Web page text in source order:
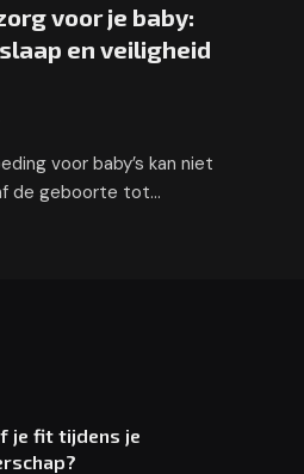
voor je baby:
en veiligheid
voor baby’s kan niet
de geboorte tot…
je fit tijdens je